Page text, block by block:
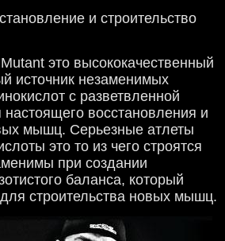
и строительство
Mutant это высококачественный
источник незаменимых
с разветвленной
восстановления и
мышц. Серьезные атлеты
это то из чего строятся
при создании
баланса, который
строительства новых мышц.